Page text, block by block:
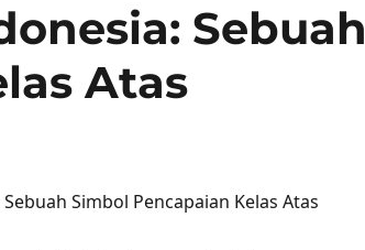
Sebuah
Atas
Simbol Pencapaian Kelas Atas